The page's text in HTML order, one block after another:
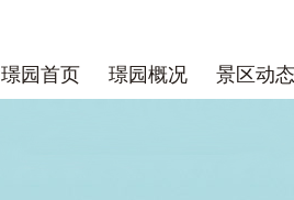
璟园首页 璟园概况 景区动